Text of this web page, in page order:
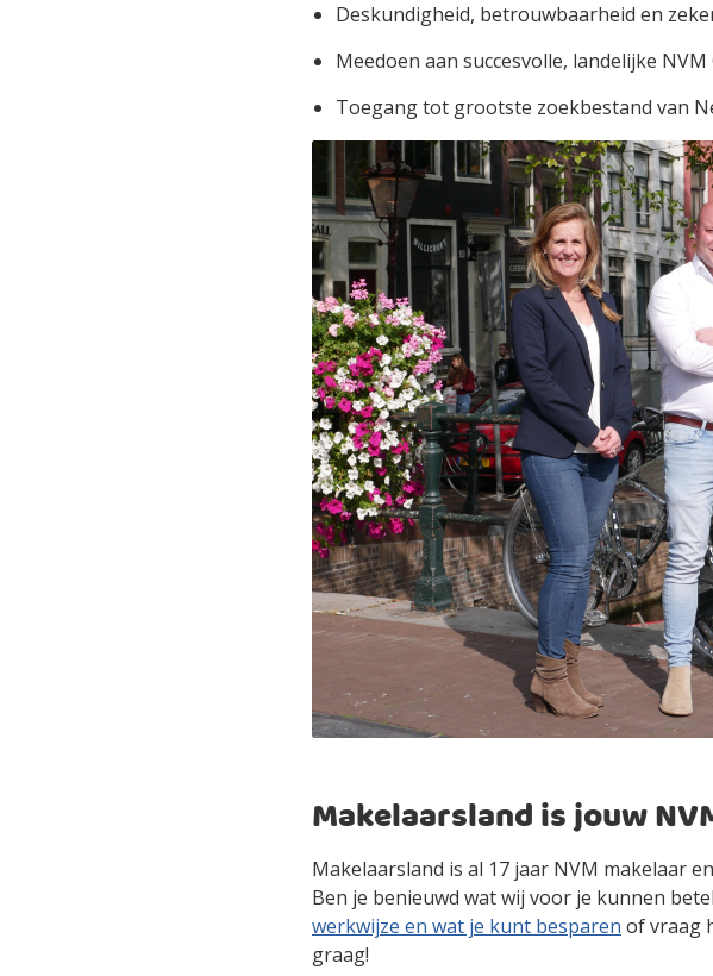
Deskundigheid, betrouwbaarheid en
Meedoen aan succesvolle, landelijke
Toegang tot grootste zoekbestand van
Makelaarsland is jouw
Makelaarsland is al 17 jaar NVM makelaar
Ben je benieuwd wat wij voor je kunnen
werkwijze en wat je kunt besparen of vraag
graag!